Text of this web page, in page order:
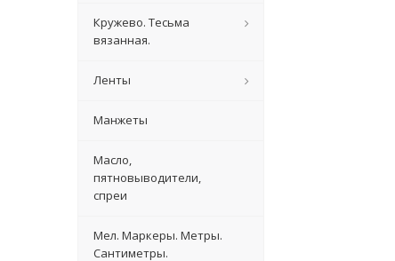
Кружево. Тесьма
вязанная.
Ленты
Манжеты
Масло,
пятновыводители,
спреи
Мел. Маркеры. Метры.
Сантиметры.